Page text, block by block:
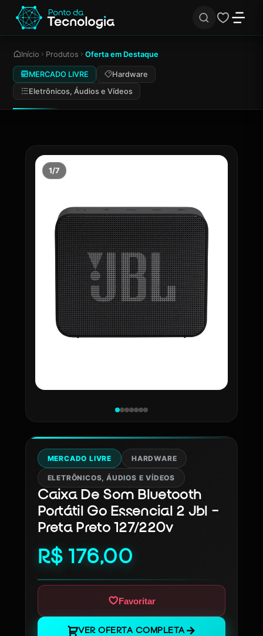
Início Produtos Oferta em Destaque
MERCADO LIVRE
Hardware
Eletrônicos, Áudios e Vídeos
1/7
MERCADO LIVRE HARDWARE
ELETRÔNICOS, ÁUDIOS E VÍDEOS
Caixa De Som Bluetooth
Portátil Go Essencial 2 Jbl -
Preta Preto 127/220v
R$ 176,00
Favoritar
VER OFERTA COMPLETA